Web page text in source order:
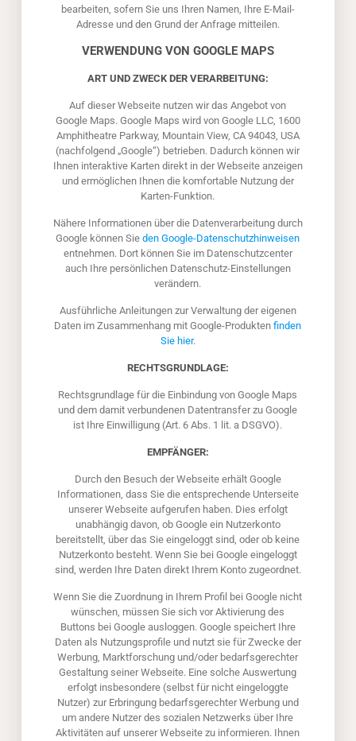
bearbeiten, sofern Sie uns Ihren Namen, Ihre E-Mail-
Adresse und den Grund der Anfrage mitteilen.
VERWENDUNG VON GOOGLE MAPS
ART UND ZWECK DER VERARBEITUNG:
Auf dieser Webseite nutzen wir das Angebot von
Google Maps. Google Maps wird von Google LLC, 1600
Amphitheatre Parkway, Mountain View, CA 94043, USA
(nachfolgend „Google“) betrieben. Dadurch können wir
Ihnen interaktive Karten direkt in der Webseite anzeigen
und ermöglichen Ihnen die komfortable Nutzung der
Karten-Funktion.
Nähere Informationen über die Datenverarbeitung durch
Google können Sieden Google-Datenschutzhinweisen
entnehmen. Dort können Sie im Datenschutzcenter
auch Ihre persönlichen Datenschutz-Einstellungen
verändern.
Ausführliche Anleitungen zur Verwaltung der eigenen
Daten im Zusammenhang mit Google-Produkten finden
Sie hier.
RECHTSGRUNDLAGE:
Rechtsgrundlage für die Einbindung von Google Maps
und dem damit verbundenen Datentransfer zu Google
ist Ihre Einwilligung (Art. 6 Abs. 1 lit. a DSGVO).
EMPFÄNGER:
Durch den Besuch der Webseite erhält Google
Informationen, dass Sie die entsprechende Unterseite
unserer Webseite aufgerufen haben. Dies erfolgt
unabhängig davon, ob Google ein Nutzerkonto
bereitstellt, über das Sie eingeloggt sind, oder ob keine
Nutzerkonto besteht. Wenn Sie bei Google eingeloggt
sind, werden Ihre Daten direkt Ihrem Konto zugeordnet.
Wenn Sie die Zuordnung in Ihrem Profil bei Google nicht
wünschen, müssen Sie sich vor Aktivierung des
Buttons bei Google ausloggen. Google speichert Ihre
Daten als Nutzungsprofile und nutzt sie für Zwecke der
Werbung, Marktforschung und/oder bedarfsgerechter
Gestaltung seiner Webseite. Eine solche Auswertung
erfolgt insbesondere (selbst für nicht eingeloggte
Nutzer) zur Erbringung bedarfsgerechter Werbung und
um andere Nutzer des sozialen Netzwerks über Ihre
Aktivitäten auf unserer Webseite zu informieren. Ihnen